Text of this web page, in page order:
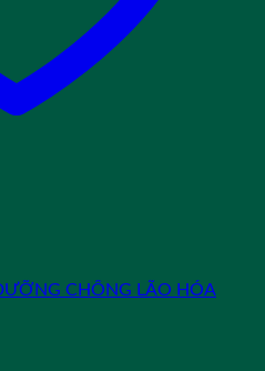
CHỐNG LÃO HÓA